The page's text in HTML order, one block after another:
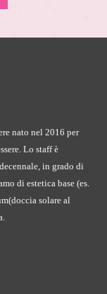
nato nel 2016 per
Lo staff è
in grado di
di estetica base (es.
solare al